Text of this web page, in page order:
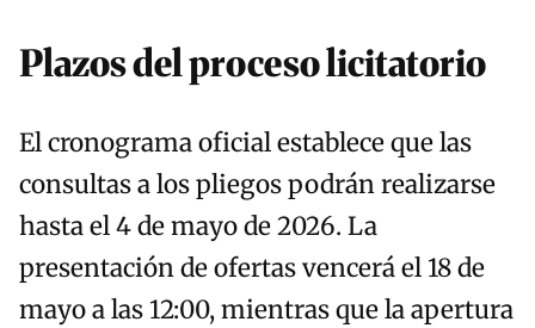
Plazos del proceso licitatorio
El cronograma oficial establece que las
consultas a los pliegos podrán realizarse
hasta el 4 de mayo de 2026. La
presentación de ofertas vencerá el 18 de
mayo a las 12:00, mientras que la apertura